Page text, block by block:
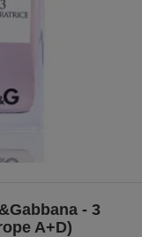
- 3
A+D)